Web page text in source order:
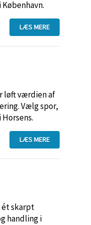
LÆS MERE
løft værdien af
Vælg spor,
LÆS MERE
ét skarpt
handling i